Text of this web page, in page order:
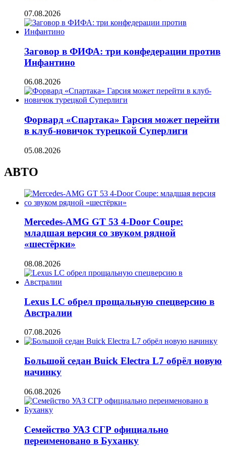
07.08.2026
Заговор в ФИФА: три конфедерации против
Инфантино
06.08.2026
Форвард «Спартака» Гарсия может перейти
в клуб-новичок турецкой Суперлиги
05.08.2026
АВТО
Mercedes-AMG GT 53 4-Door Coupe:
младшая версия со звуком рядной
«шестёрки»
08.08.2026
Lexus LC обрел прощальную спецверсию в
Австралии
07.08.2026
Большой седан Buick Electra L7 обрёл новую
начинку
06.08.2026
Семейство УАЗ СГР официально
переименовано в Буханку